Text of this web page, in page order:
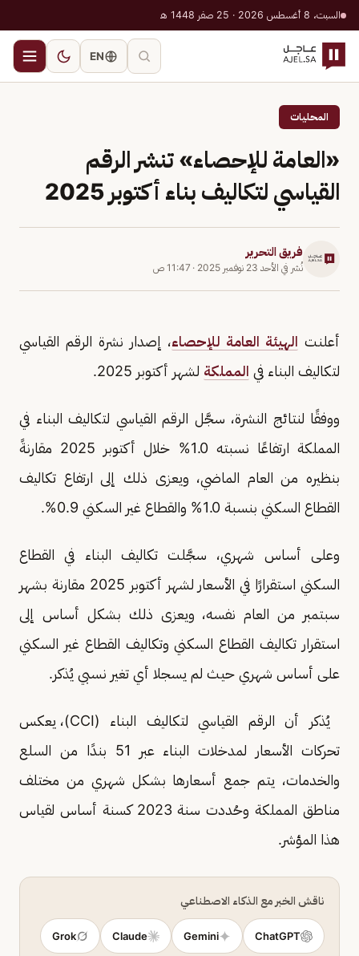
السبت، 8 أغسطس 2026 · 25 صفر 1448 هـ
EN
المحليات
«العامة للإحصاء» تنشر الرقم
القياسي لتكاليف بناء أكتوبر 2025
فريق التحرير
نُشر في الأحد 23 نوفمبر 2025 · 11:47 ص
أعلنت الهيئة العامة للإحصاء، إصدار نشرة الرقم القياسي
لتكاليف البناء في المملكة لشهر أكتوبر 2025.
ووفقًا لنتائج النشرة، سجَّل الرقم القياسي لتكاليف البناء في
المملكة ارتفاعًا نسبته 1.0% خلال أكتوبر 2025 مقارنةً
بنظيره من العام الماضي، ويعزى ذلك إلى ارتفاع تكاليف
القطاع السكني بنسبة 1.0% والقطاع غير السكني 0.9%.
وعلى أساس شهري، سجَّلت تكاليف البناء في القطاع
السكني استقرارًا في الأسعار لشهر أكتوبر 2025 مقارنة بشهر
سبتمبر من العام نفسه، ويعزى ذلك بشكل أساس إلى
استقرار تكاليف القطاع السكني وتكاليف القطاع غير السكني
على أساس شهري حيث لم يسجلا أي تغير نسبي يُذكر.
يُذكر أن الرقم القياسي لتكاليف البناء (CCI)، يعكس
تحركات الأسعار لمدخلات البناء عبر 51 بندًا من السلع
والخدمات، يتم جمع أسعارها بشكل شهري من مختلف
مناطق المملكة وحُددت سنة 2023 كسنة أساس لقياس
هذا المؤشر.
ناقش الخبر مع الذكاء الاصطناعي
ChatGPT
Gemini
Claude
Grok